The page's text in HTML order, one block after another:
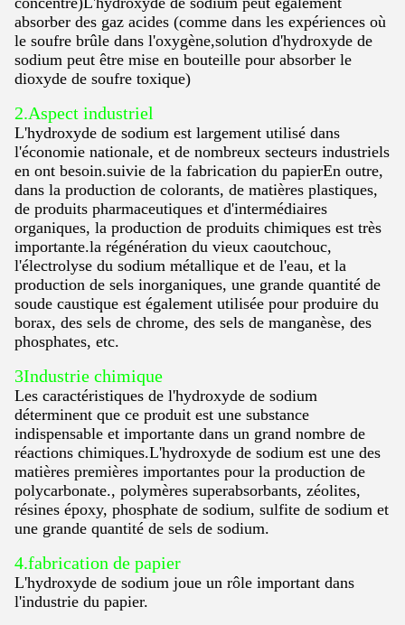
absorber des gaz acides (comme dans les expériences où
le soufre brûle dans l'oxygène,solution d'hydroxyde de
sodium peut être mise en bouteille pour absorber le
dioxyde de soufre toxique)
2.Aspect industriel
L'hydroxyde de sodium est largement utilisé dans
l'économie nationale, et de nombreux secteurs industriels
en ont besoin.suivie de la fabrication du papierEn outre,
dans la production de colorants, de matières plastiques,
de produits pharmaceutiques et d'intermédiaires
organiques, la production de produits chimiques est très
importante.la régénération du vieux caoutchouc,
l'électrolyse du sodium métallique et de l'eau, et la
production de sels inorganiques, une grande quantité de
soude caustique est également utilisée pour produire du
borax, des sels de chrome, des sels de manganèse, des
phosphates, etc.
3Industrie chimique
Les caractéristiques de l'hydroxyde de sodium
déterminent que ce produit est une substance
indispensable et importante dans un grand nombre de
réactions chimiques.L'hydroxyde de sodium est une des
matières premières importantes pour la production de
polycarbonate., polymères superabsorbants, zéolites,
résines époxy, phosphate de sodium, sulfite de sodium et
une grande quantité de sels de sodium.
4.fabrication de papier
L'hydroxyde de sodium joue un rôle important dans
l'industrie du papier.